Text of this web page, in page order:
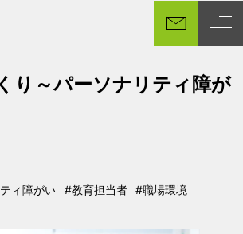
り～パーソナリティ障が
ィ障がい
タグ
#教育担当者
タグ
#職場環境